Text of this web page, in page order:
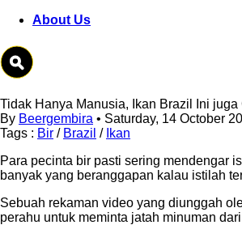
About Us
Tidak Hanya Manusia, Ikan Brazil Ini juga
By Beergembira • Saturday, 14 October
Tags : Bir / Brazil / Ikan
Para pecinta bir pasti sering mendengar
banyak yang beranggapan kalau istilah
Sebuah rekaman video yang diunggah
perahu untuk meminta jatah minuman